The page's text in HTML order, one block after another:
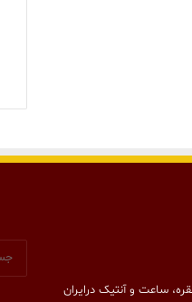
ساعت و آنتیک درایران